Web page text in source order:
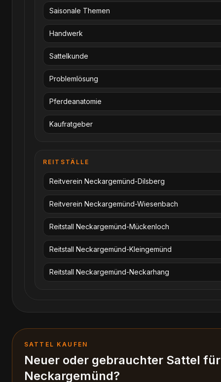
Saisonale Themen
Handwerk
Sattelkunde
Problemlösung
Pferdeanatomie
Kaufratgeber
REITSTÄLLE
Reitverein Neckargemünd-Dilsberg
Reitverein Neckargemünd-Wiesenbach
Reitstall Neckargemünd-Mückenloch
Reitstall Neckargemünd-Kleingemünd
Reitstall Neckargemünd-Neckarhang
SATTEL KAUFEN
Neuer oder gebrauchter Sattel für
Neckargemünd?